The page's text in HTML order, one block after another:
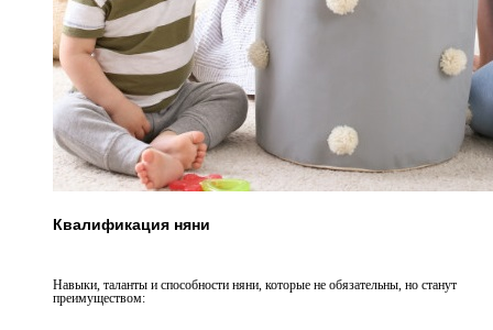
Квалификация няни
Навыки, таланты и способности няни, которые не обязательны, но станут
преимуществом: